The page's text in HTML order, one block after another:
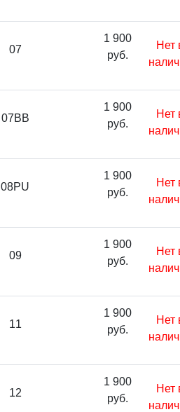
07
1 900
руб.
Нет
07BB
1 900
руб.
Нет
08PU
1 900
руб.
Нет
09
1 900
руб.
Нет
11
1 900
руб.
Нет
12
1 900
руб.
Нет